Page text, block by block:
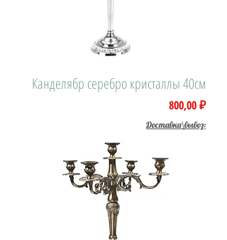
Канделябр серебро кристаллы 40см
Цена
800,00 ₽
Доставка\вывоз: